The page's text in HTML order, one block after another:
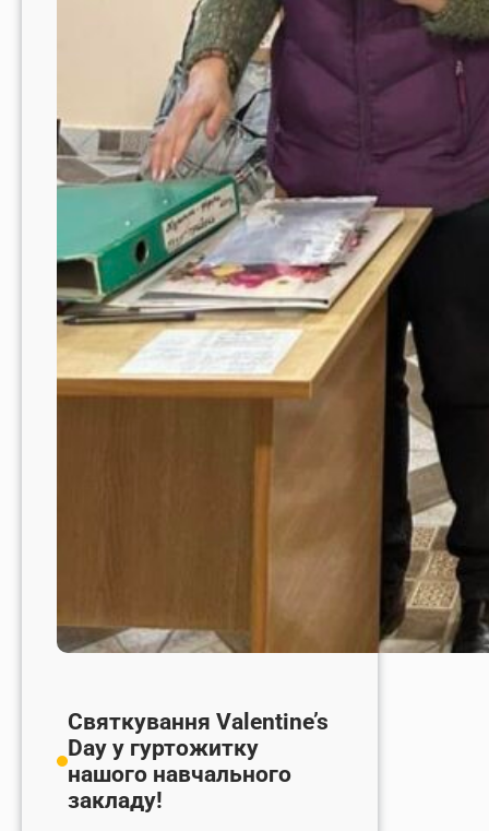
Святкування Valentine’s
Day у гуртожитку
нашого навчального
закладу!